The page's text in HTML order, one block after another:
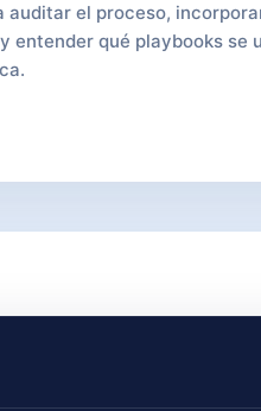
auditar el proceso,
entender qué playbooks se